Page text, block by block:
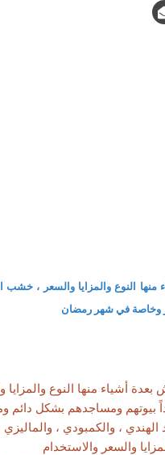
النوع والمزايا والسعر ، خشب
وخاصة في شهر رمضان
أشياء منها النوع والمزايا
بيوتهم ومساجدهم بشكل
، والكمبودي ،
والسعر والاستخدام